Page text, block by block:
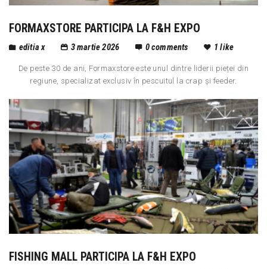
FORMAXSTORE PARTICIPA LA F&H EXPO
editia x 3 martie 2026 0comments 1 like
De peste 30 de ani, Formaxstore este unul dintre liderii pieței din
regiune, specializat exclusiv în pescuitul la crap și feeder.
FISHING MALL PARTICIPA LA F&H EXPO